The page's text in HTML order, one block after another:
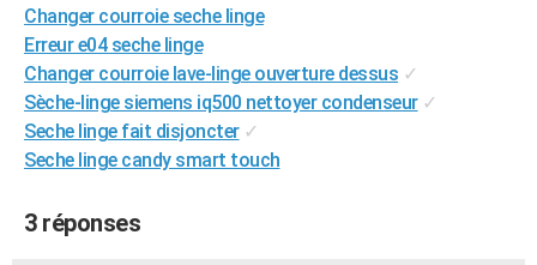
BONS PLANS
CARTE DE VOEUX
Carte de Noël
Carte Bonne année
Carte Saint-Valentin
Carte Pâques
Carte d'anniversaire
DICTIONNAIRE
COPAINS D'AVANT
Changer courroie seche linge
Erreur e04 seche linge
Changer courroie lave-linge ouverture dessus ✓
Sèche-linge siemens iq500 nettoyer condenseur ✓
Seche linge fait disjoncter ✓
Seche linge candy smart touch
3 réponses